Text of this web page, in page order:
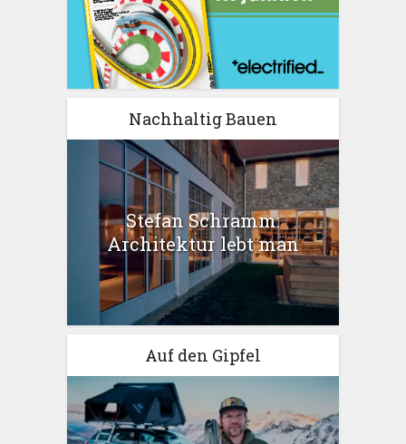
Nachhaltig Bauen
Stefan Schramm:
Architektur lebt man
Auf den Gipfel